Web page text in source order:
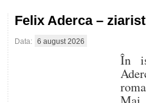
Felix Aderca –
Data: 6 august 2026
În